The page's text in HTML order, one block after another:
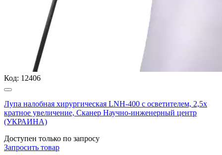
Код: 12406
Лупа налобная хирургическая LNH-400 с осветителем, 2,5х
кратное увеличение, Сканер Научно-инженерный центр
(УКРАИНА)
Доступен только по запросу
Запросить товар